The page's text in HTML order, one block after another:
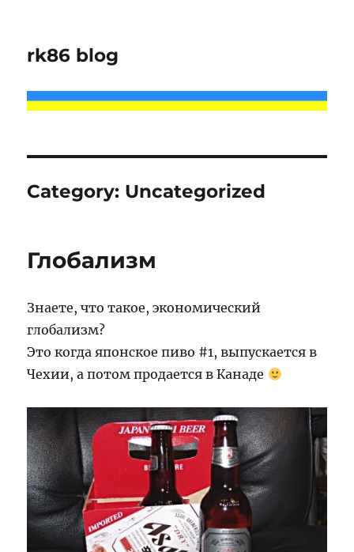
rk86 blog
Category: Uncategorized
Глобализм
Знаете, что такое, экономический
глобализм?
Это когда японское пиво #1, выпускается в
Чехии, а потом продается в Канаде